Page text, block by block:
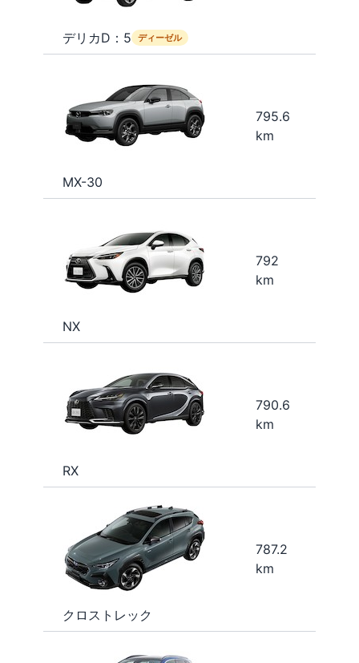
デリカD：5 ディーゼル
MX-30
795.6
km
NX
792
km
RX
790.6
km
クロストレック
787.2
km